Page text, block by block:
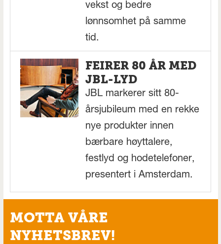
vekst og bedre
lønnsomhet på samme
tid.
FEIRER 80 ÅR MED
JBL-LYD
JBL markerer sitt 80-
årsjubileum med en rekke
nye produkter innen
bærbare høyttalere,
festlyd og hodetelefoner,
presentert i Amsterdam.
MOTTA VÅRE
NYHETSBREV!